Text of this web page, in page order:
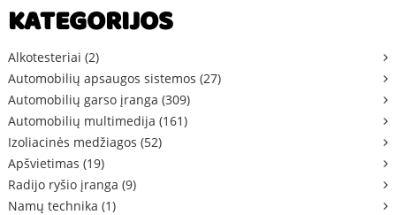
KATEGORIJOS
Alkotesteriai (2)
Automobilių apsaugos sistemos (27)
Automobilių garso įranga (309)
Automobilių multimedija (161)
Izoliacinės medžiagos (52)
Apšvietimas (19)
Radijo ryšio įranga (9)
Namų technika (1)